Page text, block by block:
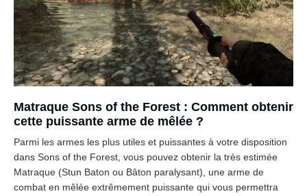
Matraque Sons of the Forest : Comment obtenir
cette puissante arme de mêlée ?
Parmi les armes les plus utiles et puissantes à votre disposition
dans Sons of the Forest, vous pouvez obtenir la très estimée
Matraque (Stun Baton ou Bâton paralysant), une arme de
combat en mêlée extrêmement puissante qui vous permettra